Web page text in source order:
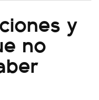
y
no